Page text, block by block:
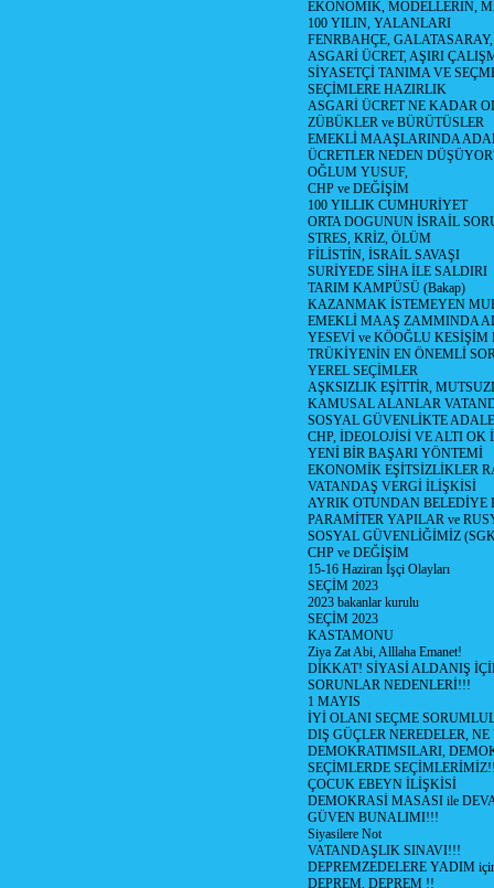
EKONOMİK, MODELLERİN,
100 YILIN, YALANLARI
FENRBAHÇE,
ASGARİ ÜCRET, AŞIRI
SİYASETÇİ TANIMA VE
SEÇİMLERE HAZIRLIK
ASGARİ ÜCRET NE KADAR
ZÜBÜKLER ve BÜRÜTÜSLER
EMEKLİ MAAŞLARINDA
ÜCRETLER NEDEN
OĞLUM YUSUF,
CHP ve DEĞİŞİM
100 YILLIK CUMHURİYET
ORTA DOGUNUN İSRAİL
STRES, KRİZ, ÖLÜM
FİLİSTİN, İSRAİL SAVAŞI
SURİYEDE SİHA İLE SALDIRI
TARIM KAMPÜSÜ (Bakap)
KAZANMAK İSTEMEYEN
EMEKLİ MAAŞ ZAMMINDA
YESEVİ ve KÖOĞLU
TRÜKİYENİN EN ÖNEMLİ
YEREL SEÇİMLER
AŞKSIZLIK EŞİTTİR,
KAMUSAL ALANLAR
SOSYAL GÜVENLİKTE
CHP, İDEOLOJİSİ VE ALTI OK
YENİ BİR BAŞARI YÖNTEMİ
EKONOMİK EŞİTSİZLİKLER
VATANDAŞ VERGİ İLİŞKİSİ
AYRIK OTUNDAN
PARAMİTER YAPILAR ve
SOSYAL GÜVENLİĞİMİZ
CHP ve DEĞİŞİM
15-16 Haziran İşçi Olayları
SEÇİM 2023
2023 bakanlar kurulu
SEÇİM 2023
KASTAMONU
Ziya Zat Abi, Alllaha Emanet!
DİKKAT! SİYASİ ALDANIŞ
SORUNLAR NEDENLERİ!!!
1 MAYIS
İYİ OLANI SEÇME
DIŞ GÜÇLER NEREDELER,
DEMOKRATIMSILARI,
SEÇİMLERDE
ÇOCUK EBEYN İLİŞKİSİ
DEMOKRASİ MASASI ile
GÜVEN BUNALIMI!!!
Siyasilere Not
VATANDAŞLIK SINAVI!!!
DEPREMZEDELERE YADIM
DEPREM, DEPREM !!